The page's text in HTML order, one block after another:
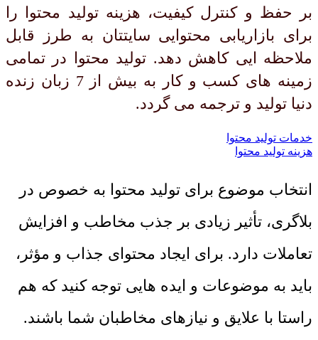
بر حفظ و کنترل کیفیت، هزینه تولید محتوا را
برای بازاریابی محتوایی سایتتان به طرز قابل
ملاحظه ایی کاهش دهد. تولید محتوا در تمامی
زمینه های کسب و کار به بیش از 7 زبان زنده
دنیا تولید و ترجمه می گردد.
خدمات تولید محتوا
هزینه تولید محتوا
انتخاب موضوع برای تولید محتوا به ‌خصوص در
بلاگری، تأثیر زیادی بر جذب مخاطب و افزایش
تعاملات دارد. برای ایجاد محتوای جذاب و مؤثر،
باید به موضوعات و ایده‌ هایی توجه کنید که هم‌
راستا با علایق و نیازهای مخاطبان شما باشند.